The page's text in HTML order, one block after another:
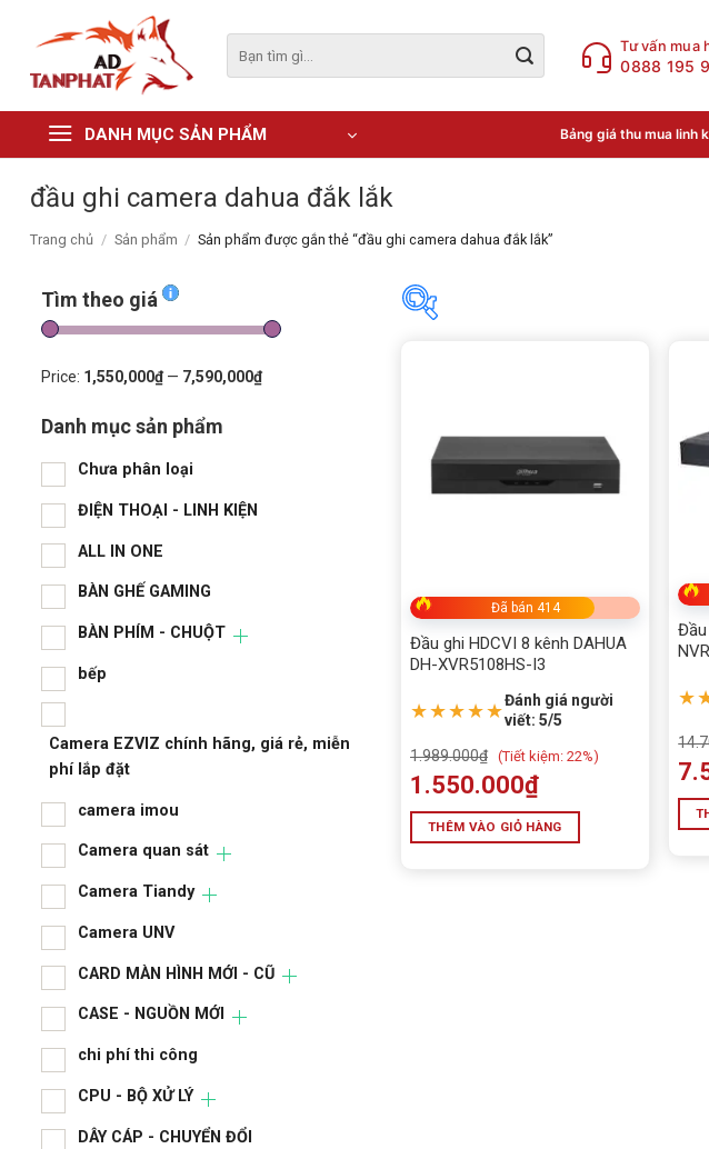
content
kiếm:
Tư vấn mua
DANH MỤC SẢN PHẨM Bảng giá thu mua linh
đầu ghi camera dahua đắk lắk
Trang chủ / Sản phẩm / Sản phẩm được gắn thẻ “đầu ghi camera dahua đắk lắk”
Tìm theo giá
Price: 1,550,000₫ — 7,590,000₫
Danh mục sản phẩm
Chưa phân loại
ĐIỆN THOẠI - LINH KIỆN
ALL IN ONE
BÀN GHẾ GAMING
BÀN PHÍM - CHUỘT
bếp
Camera EZVIZ chính hãng, giá rẻ, miễn
phí lắp đặt
camera imou
Camera quan sát
Camera Tiandy
Camera UNV
CARD MÀN HÌNH MỚI - CŨ
CASE - NGUỒN MỚI
chi phí thi công
CPU - BỘ XỬ LÝ
DÂY CÁP - CHUYỂN ĐỔI
Price:1,550,000₫—7,590,000₫
Đã bán 414
Đầu ghi HDCVI 8 kênh DAHUA
DH-XVR5108HS-I3
★★★★★Đánh giá người
viết: 5/5
1.989.000₫ (Tiết kiệm: 22%)
1.550.000₫
THÊM VÀO GIỎ HÀNG
Đầu